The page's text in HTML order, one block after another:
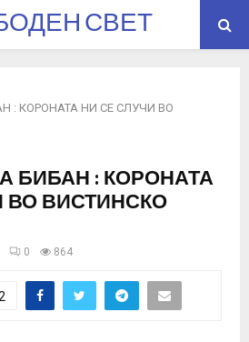
СВЕТ
: КОРОНАТА НИ СЕ СЛУЧИ ВО
БИБАН : КОРОНАТА
ВО ВИСТИНСКО
0 864